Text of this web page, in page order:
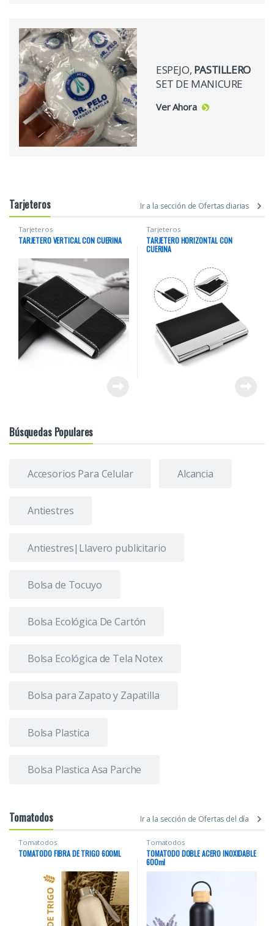
ESPEJO, PASTILLERO
SET DE MANICURE
Ver Ahora
Tarjeteros Ir a la sección de Ofertas diarias
Tarjeteros
TARJETERO VERTICAL CON CUERINA
Tarjeteros
TARJETERO HORIZONTAL CON
CUERINA
Búsquedas Populares
Accesorios Para Celular Alcancia
Antiestres
Antiestres|Llavero publicitario
Bolsa de Tocuyo
Bolsa Ecológica De Cartón
Bolsa Ecológica de Tela Notex
Bolsa para Zapato y Zapatilla
Bolsa Plastica
Bolsa Plastica Asa Parche
Tomatodos Ir a la sección de Ofertas del día
Tomatodos
TOMATODO FIBRA DE TRIGO 600ML
Tomatodos
TOMATODO DOBLE ACERO INOXIDABLE
600ml